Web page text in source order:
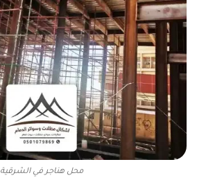
محل هناجر في الشرقية